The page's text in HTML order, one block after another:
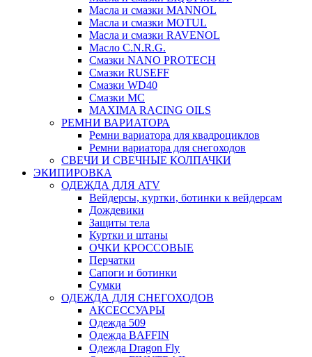
Масла и смазки MANNOL
Масла и смазки MOTUL
Масла и смазки RAVENOL
Масло C.N.R.G.
Смазки NANO PROTECH
Смазки RUSEFF
Смазки WD40
Смазки МС
MAXIMA RACING OILS
РЕМНИ ВАРИАТОРА
Ремни вариатора для квадроциклов
Ремни вариатора для снегоходов
СВЕЧИ И СВЕЧНЫЕ КОЛПАЧКИ
ЭКИПИРОВКА
ОДЕЖДА ДЛЯ ATV
Вейдерсы, куртки, ботинки к вейдерсам
Дождевики
Защиты тела
Куртки и штаны
ОЧКИ КРОССОВЫЕ
Перчатки
Сапоги и ботинки
Сумки
ОДЕЖДА ДЛЯ СНЕГОХОДОВ
АКСЕССУАРЫ
Одежда 509
Одежда BAFFIN
Одежда Dragon Fly